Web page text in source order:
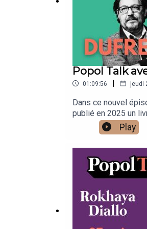
Popol Talk
01:09:56 | jeudi
Dans ce nouvel
publié en 2025 un
grand-mère,
livre, de l'héritage
Popol est très
chaque
l'écoutent, le
https://popol-
Play